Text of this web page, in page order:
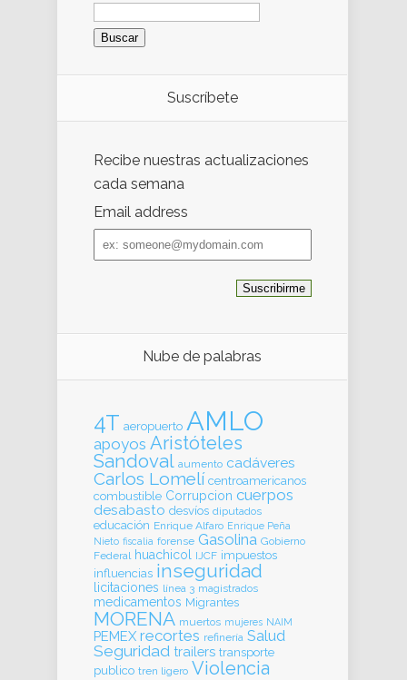
Suscríbete
Recibe nuestras actualizaciones
cada semana
Email address
Email
address
Nube de palabras
4T aeropuerto AMLO
apoyos Aristóteles
Sandoval aumento cadáveres
Carlos Lomelí centroamericanos
combustible Corrupcion cuerpos
desabasto desvíos diputados
educación Enrique Alfaro Enrique Peña
Nieto fiscalia forense Gasolina Gobierno
Federal huachicol IJCF impuestos
influencias inseguridad
licitaciones línea 3 magistrados
medicamentos Migrantes
MORENA muertos mujeres NAIM
PEMEX recortes refinería Salud
Seguridad trailers transporte
publico tren ligero Violencia